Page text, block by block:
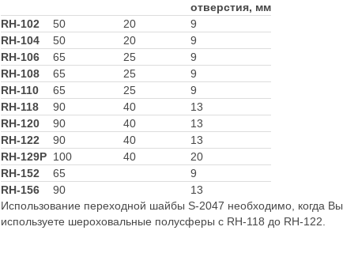
отверстия, мм
RH-102
50 20
9
RH-104
50 20
9
RH-106
65 25
9
RH-108
65 25
9
RH-110
65 25
9
RH-118
90 40
13
RH-120
90 40
13
RH-122
90 40
13
RH-129P 100 40
20
RH-152
65
9
RH-156
90
13
Использование переходной шайбы S-2047 необходимо, когда Вы
используете шероховальные полусферы с RH-118 до RH-122.